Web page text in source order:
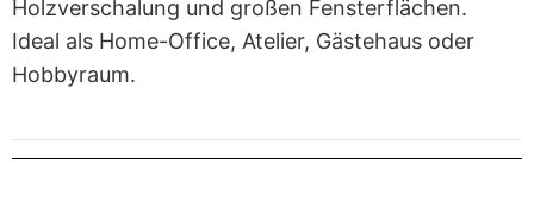
Holzverschalung und großen Fensterflächen.
Ideal als Home-Office, Atelier, Gästehaus oder
Hobbyraum.